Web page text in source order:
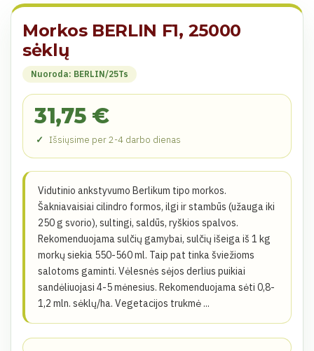
Morkos BERLIN F1, 25000
sėklų
Nuoroda: BERLIN/25Ts
31,75 €
Išsiųsime per 2-4 darbo dienas
Vidutinio ankstyvumo Berlikum tipo morkos.
Šakniavaisiai cilindro formos, ilgi ir stambūs (užauga iki
250 g svorio), sultingi, saldūs, ryškios spalvos.
Rekomenduojama sulčių gamybai, sulčių išeiga iš 1 kg
morkų siekia 550-560 ml. Taip pat tinka šviežioms
salotoms gaminti. Vėlesnės sėjos derlius puikiai
sandėliuojasi 4-5 mėnesius. Rekomenduojama sėti 0,8-
1,2 mln. sėklų/ha. Vegetacijos trukmė ...